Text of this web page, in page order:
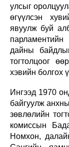
улсыг
өгүүлсэн
явуулж буй
дайны
тогтолцоог
хэвийн болгох
Ингээд 1970
байгуулж
зөвлөлийн
комиссын
Номхон,